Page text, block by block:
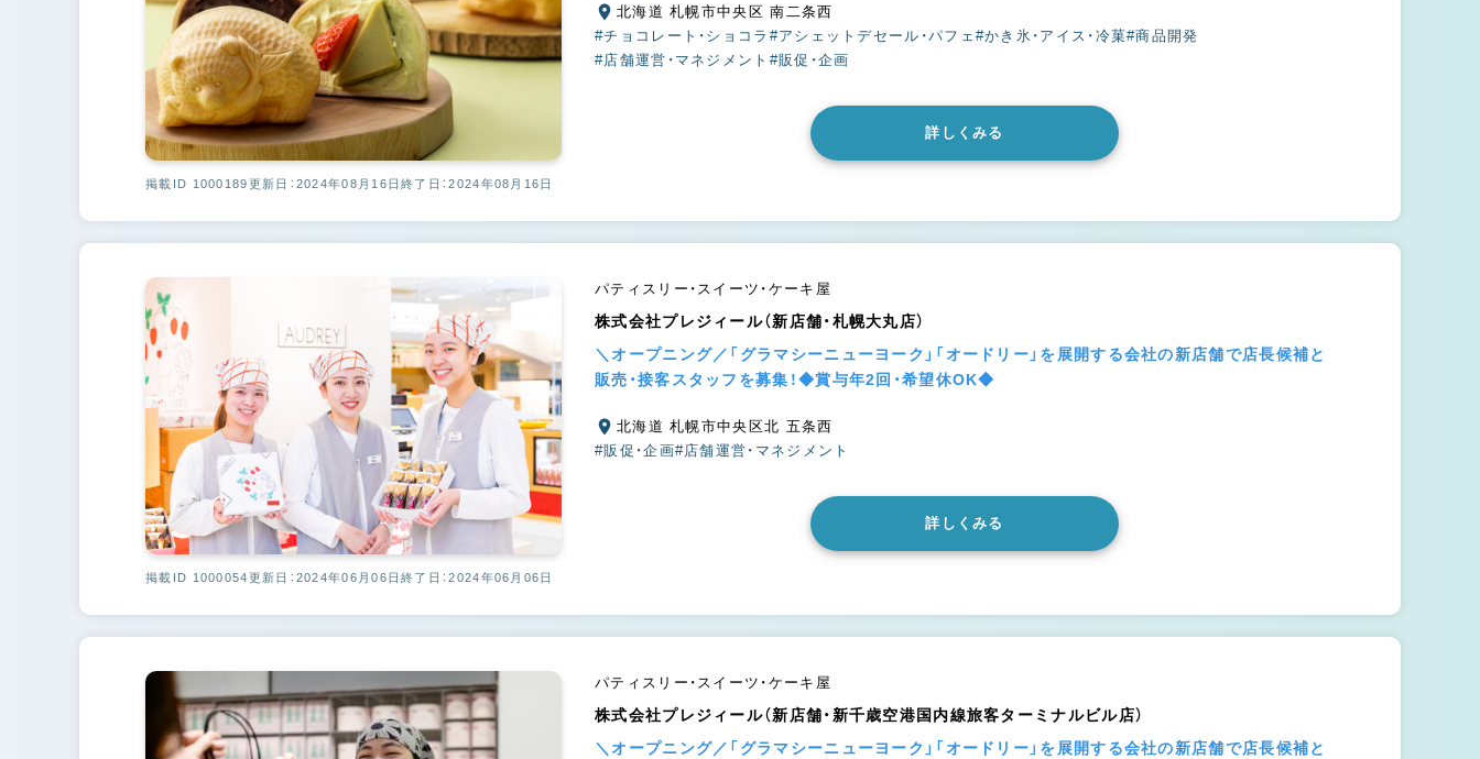
北海道 札幌市中央区 南二条西
#チョコレート・ショコラ #アシェットデセール・パフェ #かき氷・アイス・冷菓#商品開発
#店舗運営・マネジメント #販促・企画
詳しくみる
掲載ID 1000189 更新日：2024年08月16日終了日：2024年08月16日
パティスリー・スイーツ・ケーキ屋
株式会社プレジィール（新店舗・札幌大丸店）
＼オープニング／「グラマシーニューヨーク」「オードリー」を展開する会社の新店舗で店長候補と
販売・接客スタッフを募集！◆賞与年2回・希望休OK◆
北海道 札幌市中央区北 五条西
#販促・企画#店舗運営・マネジメント
詳しくみる
掲載ID 1000054 更新日：2024年06月06日終了日：2024年06月06日
パティスリー・スイーツ・ケーキ屋
株式会社プレジィール（新店舗・新千歳空港国内線旅客ターミナルビル店）
＼オープニング／「グラマシーニューヨーク」「オードリー」を展開する会社の新店舗で店長候補と